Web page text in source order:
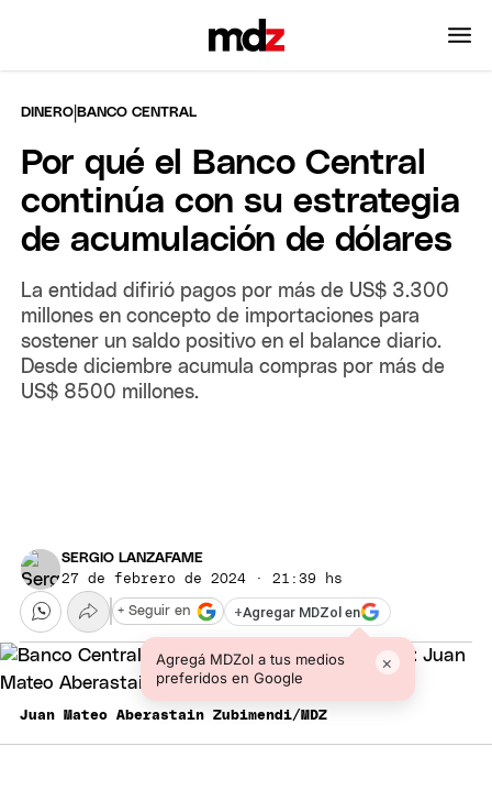
DINERO |BANCO CENTRAL
Por qué el Banco Central
continúa con su estrategia
de acumulación de dólares
La entidad difirió pagos por más de US$ 3.300
millones en concepto de importaciones para
sostener un saldo positivo en el balance diario.
Desde diciembre acumula compras por más de
US$ 8500 millones.
SERGIO LANZAFAME
27 de febrero de 2024 · 21:39 hs
+Agregar MDZol en
Agregá MDZol a tus medios
preferidos en Google
×
+ Seguir en
Juan Mateo Aberastain Zubimendi/MDZ